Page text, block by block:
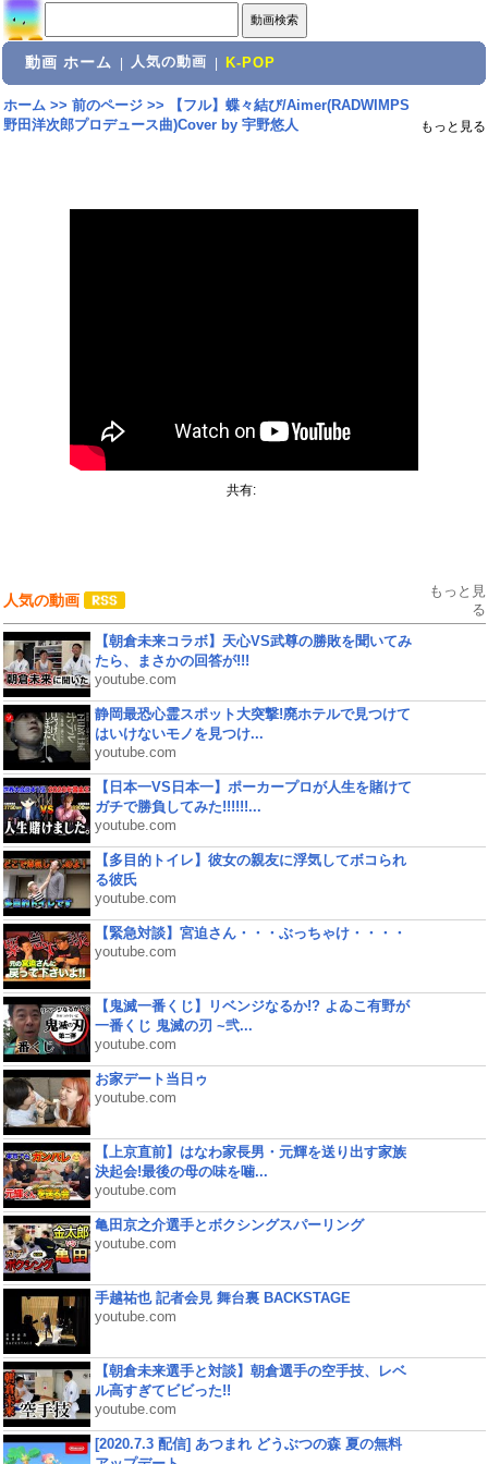
動画 ホーム 人気の動画 K-POP
ホーム>> 前のページ>>
【フル】蝶々結び/Aimer(RADWIMPS
野田洋次郎プロデュース曲)Cover by 宇野悠人
もっと見る
共有:
人気の動画
もっと見
る
【朝倉未来コラボ】天心VS武尊の勝敗を聞いてみ
たら、まさかの回答が!!!
youtube.com
静岡最恐心霊スポット大突撃!廃ホテルで見つけて
はいけないモノを見つけ...
youtube.com
【日本一VS日本一】ポーカープロが人生を賭けて
ガチで勝負してみた!!!!!!...
youtube.com
【多目的トイレ】彼女の親友に浮気してボコられ
る彼氏
youtube.com
【緊急対談】宮迫さん・・・ぶっちゃけ・・・・
youtube.com
【鬼滅一番くじ】リベンジなるか!? よゐこ有野が
一番くじ 鬼滅の刃 ~弐...
youtube.com
お家デート当日ゥ
youtube.com
【上京直前】はなわ家長男・元輝を送り出す家族
決起会!最後の母の味を噛...
youtube.com
亀田京之介選手とボクシングスパーリング
youtube.com
手越祐也 記者会見 舞台裏 BACKSTAGE
youtube.com
【朝倉未来選手と対談】朝倉選手の空手技、レベ
ル高すぎてビビった!!
youtube.com
[2020.7.3 配信] あつまれ どうぶつの森 夏の無料